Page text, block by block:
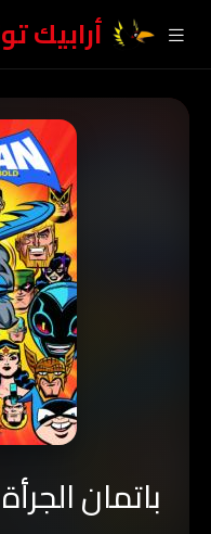
أرابيك
باتمان